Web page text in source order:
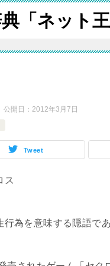
「ネット王
公開日： 2012年3月7日
Tweet
ス
行為を意味する隠語であ